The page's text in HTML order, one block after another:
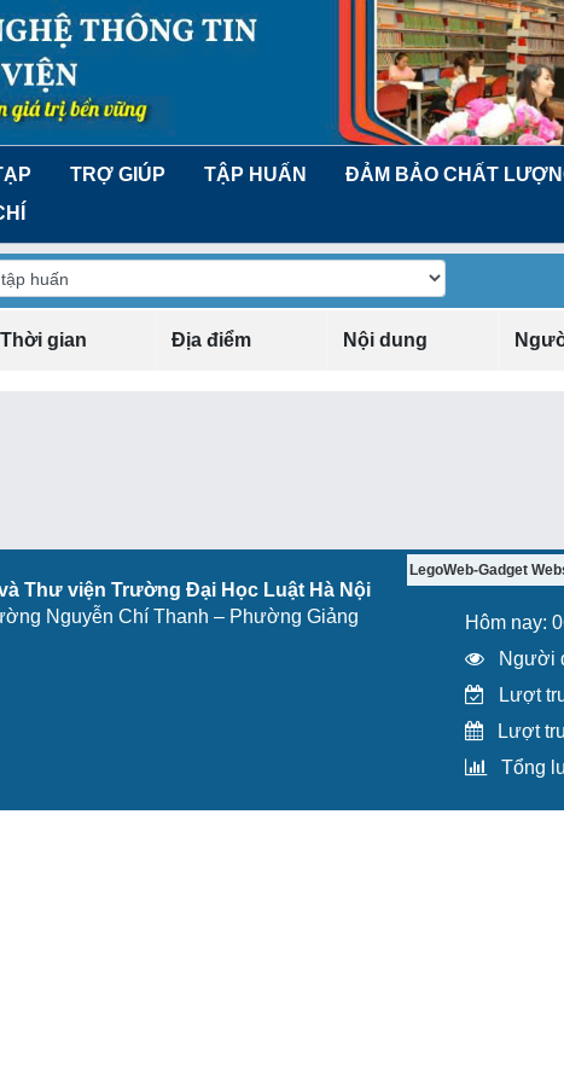
TRỢ GIÚP TẬP HUẤN ĐẢM BẢO CHẤT
Thời gian Địa điểm Nội dung
Thư viện Trường Đại Học Luật Hà Nội
Nguyễn Chí Thanh – Phường Giảng
LegoWeb-Gadget
Hôm nay:
Người
Lượt
Lượt
Tổng